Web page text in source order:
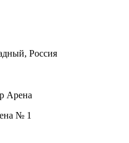
Россия
Арена